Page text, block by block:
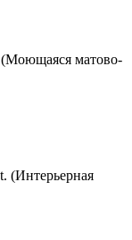
матово-
(Интерьерная